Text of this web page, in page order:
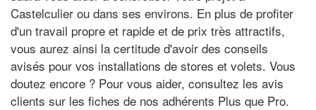
Castelculier ou dans ses environs. En plus de profiter
d'un travail propre et rapide et de prix très attractifs,
vous aurez ainsi la certitude d'avoir des conseils
avisés pour vos installations de stores et volets. Vous
doutez encore ? Pour vous aider, consultez les avis
clients sur les fiches de nos adhérents Plus que Pro.